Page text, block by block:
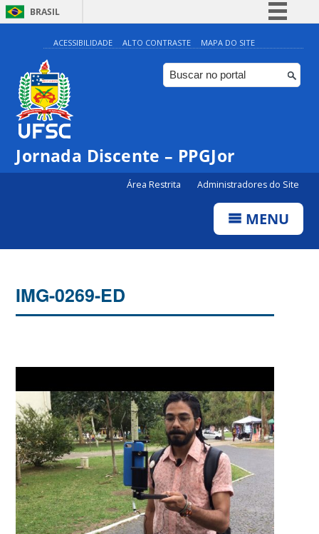
BRASIL
Simplifique!
Comunica BR
Participe
Canais
ACESSIBILIDADE ALTO CONTRASTE MAPA DO SITE
Jornada Discente – PPGJor
Área Restrita Administradores do Site
MENU
IMG-0269-ED